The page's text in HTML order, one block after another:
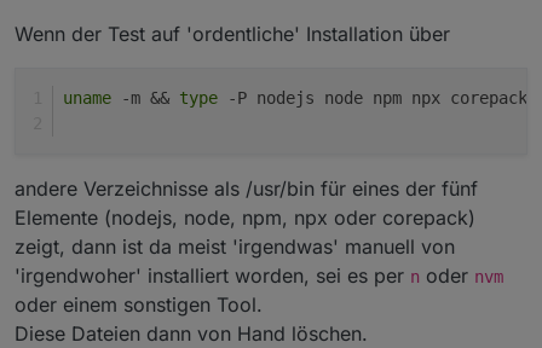
Wenn der Test auf 'ordentliche' Installation über
uname -m && type -P nodejs node npm npx
andere Verzeichnisse als /usr/bin für eines der fünf
Elemente (nodejs, node, npm, npx oder corepack)
zeigt, dann ist da meist 'irgendwas' manuell von
'irgendwoher' installiert worden, sei es per n oder nvm
oder einem sonstigen Tool.
Diese Dateien dann von Hand löschen.